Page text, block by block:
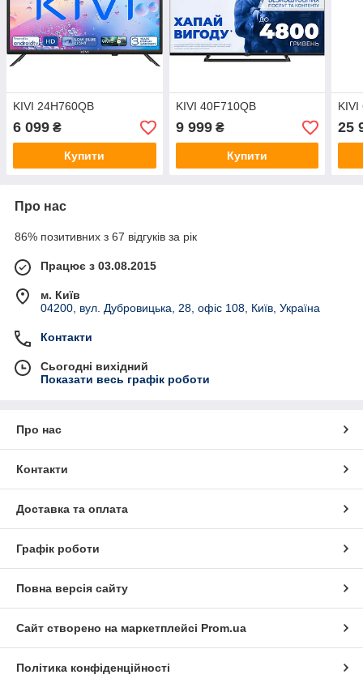
KIVI 24H760QB
6 099 ₴
Купити
KIVI 40F710QB
9 999₴
Купити
KIVI
25
Про нас
86% позитивних з 67 відгуків за рік
Працює з 03.08.2015
м. Київ
04200, вул. Дубровицька, 28, офіс 108, Київ, Україна
Контакти
Сьогодні вихідний
Показати весь графік роботи
Про нас
Контакти
Доставка та оплата
Графік роботи
Повна версія сайту
Сайт створено на маркетплейсі Prom.ua
Політика конфіденційності